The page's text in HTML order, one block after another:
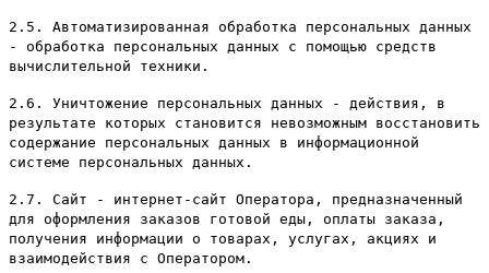
2.5. Автоматизированная обработка персональных данных
- обработка персональных данных с помощью средств
вычислительной техники.
2.6. Уничтожение персональных данных - действия, в
результате которых становится невозможным восстановить
содержание персональных данных в информационной
системе персональных данных.
2.7. Сайт - интернет-сайт Оператора, предназначенный
для оформления заказов готовой еды, оплаты заказа,
получения информации о товарах, услугах, акциях и
взаимодействия с Оператором.